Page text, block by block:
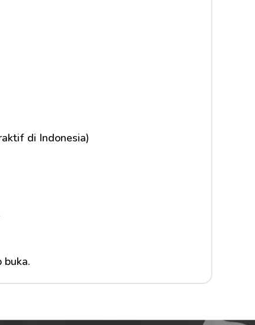
di Indonesia)
buka.